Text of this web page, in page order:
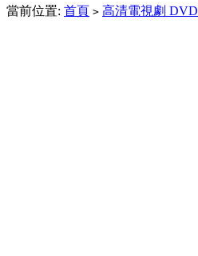
當前位置: 首頁 > 高清電視劇 DVD